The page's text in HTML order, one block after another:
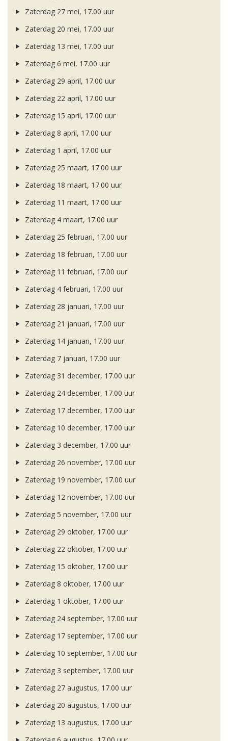
Zaterdag 27 mei, 17.00 uur
Zaterdag 20 mei, 17.00 uur
Zaterdag 13 mei, 17.00 uur
Zaterdag 6 mei, 17.00 uur
Zaterdag 29 april, 17.00 uur
Zaterdag 22 april, 17.00 uur
Zaterdag 15 april, 17.00 uur
Zaterdag 8 april, 17.00 uur
Zaterdag 1 april, 17.00 uur
Zaterdag 25 maart, 17.00 uur
Zaterdag 18 maart, 17.00 uur
Zaterdag 11 maart, 17.00 uur
Zaterdag 4 maart, 17.00 uur
Zaterdag 25 februari, 17.00 uur
Zaterdag 18 februari, 17.00 uur
Zaterdag 11 februari, 17.00 uur
Zaterdag 4 februari, 17.00 uur
Zaterdag 28 januari, 17.00 uur
Zaterdag 21 januari, 17.00 uur
Zaterdag 14 januari, 17.00 uur
Zaterdag 7 januari, 17.00 uur
Zaterdag 31 december, 17.00 uur
Zaterdag 24 december, 17.00 uur
Zaterdag 17 december, 17.00 uur
Zaterdag 10 december, 17.00 uur
Zaterdag 3 december, 17.00 uur
Zaterdag 26 november, 17.00 uur
Zaterdag 19 november, 17.00 uur
Zaterdag 12 november, 17.00 uur
Zaterdag 5 november, 17.00 uur
Zaterdag 29 oktober, 17.00 uur
Zaterdag 22 oktober, 17.00 uur
Zaterdag 15 oktober, 17.00 uur
Zaterdag 8 oktober, 17.00 uur
Zaterdag 1 oktober, 17.00 uur
Zaterdag 24 september, 17.00 uur
Zaterdag 17 september, 17.00 uur
Zaterdag 10 september, 17.00 uur
Zaterdag 3 september, 17.00 uur
Zaterdag 27 augustus, 17.00 uur
Zaterdag 20 augustus, 17.00 uur
Zaterdag 13 augustus, 17.00 uur